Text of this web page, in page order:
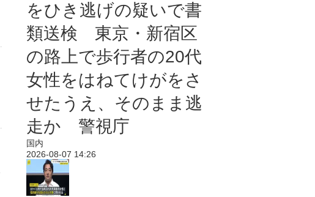
をひき逃げの疑いで書
類送検 東京・新宿区
の路上で歩行者の20代
女性をはねてけがをさ
せたうえ、そのまま逃
走か 警視庁
国内
2026-08-07 14:26